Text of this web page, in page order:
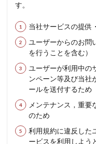
す。
当社サービスの提供
ユーザーからのお問
を行うことを含む）
ユーザーが利用中の
ンペーン等及び当社
ールを送付するため
メンテナンス，重
のため
利用規約に違反した
ービスを利用しよう